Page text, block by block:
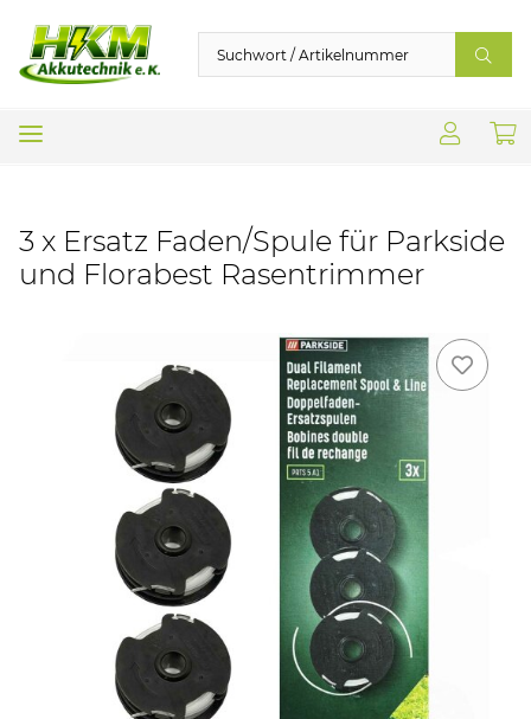
3 x Ersatz Faden/Spule für Parkside
und Florabest Rasentrimmer